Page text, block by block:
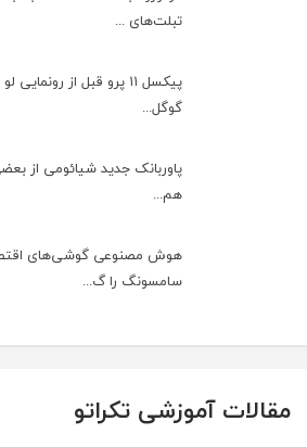
تبلت‌های ...
پیکسل ۱۱ پرو قبل از رونمایی
گوگل...
پاوربانک جدید شیائومی از
هم...
هوش مصنوعی گوشی‌های
سامسونگ را گ...
مقالات آموزشی تکراتو